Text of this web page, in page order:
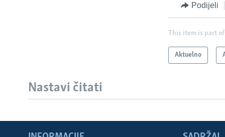
Podijeli
This item is part of
Aktuelno
Nastavi čitati